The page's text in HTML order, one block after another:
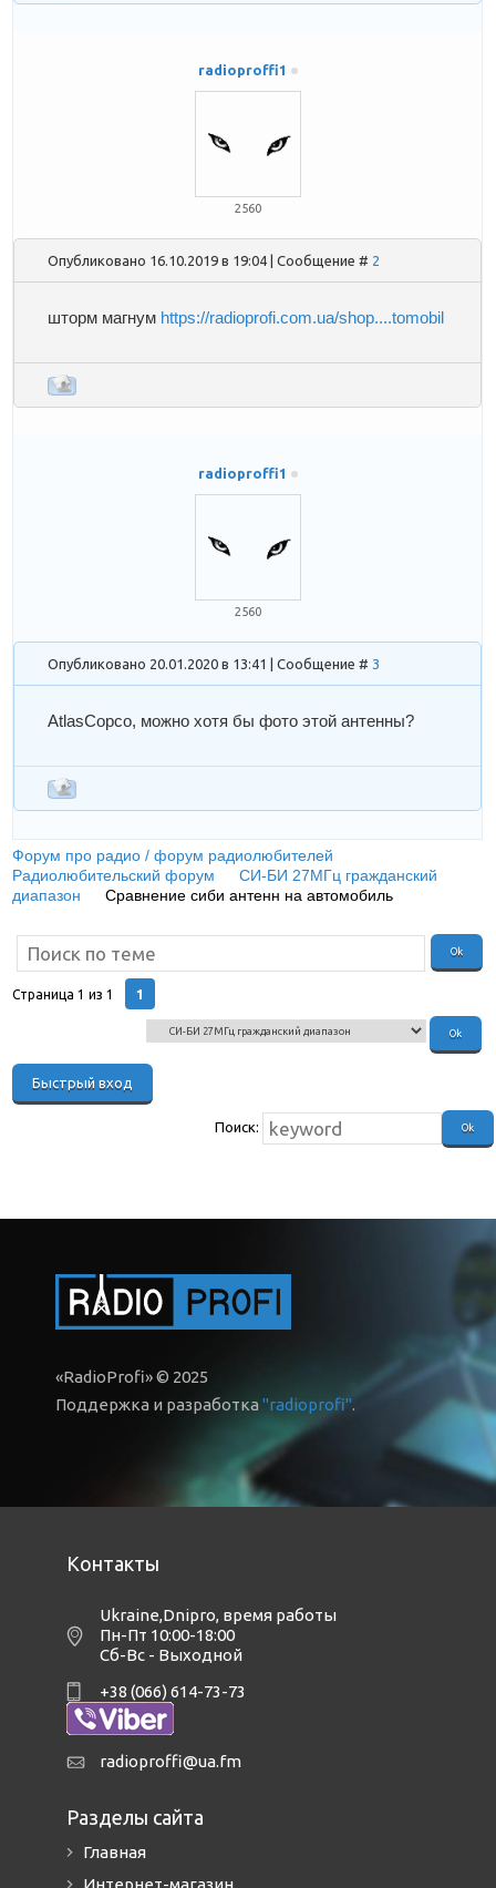
radioproffi1
2560
Опубликовано 16.10.2019 в 19:04 | Сообщение # 2
шторм магнум https://radioprofi.com.ua/shop....tomobil
radioproffi1
2560
Опубликовано 20.01.2020 в 13:41 | Сообщение # 3
AtlasCopco, можно хотя бы фото этой антенны?
Форум про радио / форум радиолюбителей
Радиолюбительский форум
СИ-БИ 27МГц гражданский
диапазон
Сравнение сиби антенн на автомобиль
Страница1 из1 1
Поиск:
«RadioProfi» © 2025
Поддержка и разработка"radioprofi".
Контакты
Ukraine,Dnipro, время работы
Пн-Пт 10:00-18:00
Сб-Вс - Выходной
+38 (066) 614-73-73
radioproffi@ua.fm
Разделы сайта
Главная
Интернет-магазин